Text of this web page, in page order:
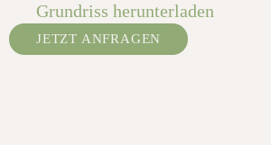
Grundriss herunterladen
JETZT ANFRAGEN